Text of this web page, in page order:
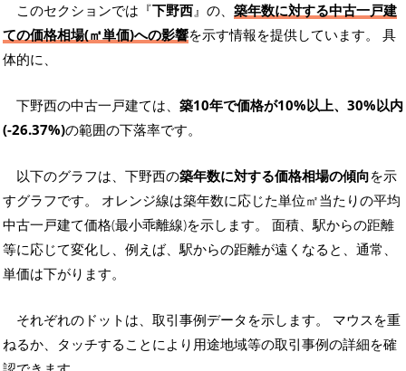
このセクションでは『下野西』の、 築年数に対する中古一戸建
ての価格相場(㎡単価)への影響を示す情報を提供しています。 具
体的に、
下野西の中古一戸建ては、 築10年で価格が10%以上、30%以内
(-26.37%)の範囲の下落率です。
以下のグラフは、下野西の築年数に対する価格相場の傾向を示
すグラフです。 オレンジ線は築年数に応じた単位㎡当たりの平均
中古一戸建て価格(最小乖離線)を示します。 面積、駅からの距離
等に応じて変化し、例えば、駅からの距離が遠くなると、通常、
単価は下がります。
それぞれのドットは、取引事例データを示します。 マウスを重
ねるか、タッチすることにより用途地域等の取引事例の詳細を確